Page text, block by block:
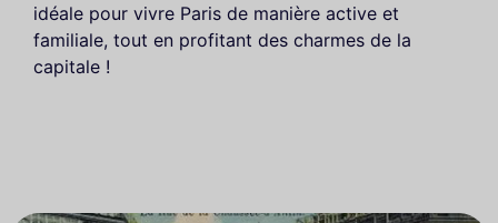
idéale pour vivre Paris de manière active et
familiale, tout en profitant des charmes de la
capitale !